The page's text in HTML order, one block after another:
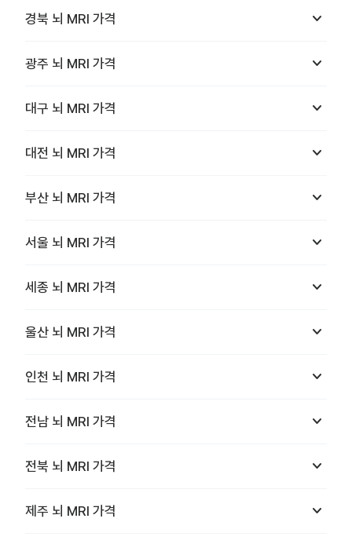
경북 뇌 MRI 가격 keyboard_arrow_down
광주 뇌 MRI 가격 keyboard_arrow_down
대구 뇌 MRI 가격 keyboard_arrow_down
대전 뇌 MRI 가격 keyboard_arrow_down
부산 뇌 MRI 가격 keyboard_arrow_down
서울 뇌 MRI 가격 keyboard_arrow_down
세종 뇌 MRI 가격 keyboard_arrow_down
울산 뇌 MRI 가격 keyboard_arrow_down
인천 뇌 MRI 가격 keyboard_arrow_down
전남 뇌 MRI 가격 keyboard_arrow_down
전북 뇌 MRI 가격 keyboard_arrow_down
제주 뇌 MRI 가격 keyboard_arrow_down